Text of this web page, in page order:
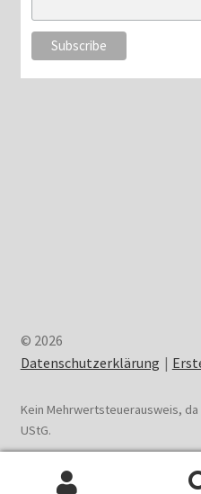
© 2026
Datenschutzerklärung
Kein Mehrwertsteuerausweis,
UStG.